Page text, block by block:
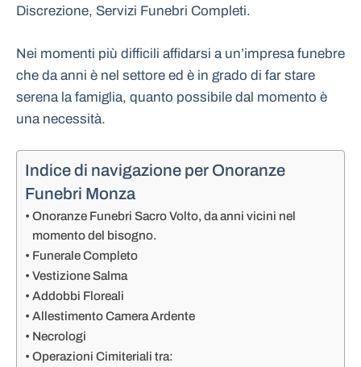
Discrezione, Servizi Funebri Completi.
Nei momenti più difficili affidarsi a un’impresa funebre
che da anni è nel settore ed è in grado di far stare
serena la famiglia, quanto possibile dal momento è
una necessità.
Indice di navigazione per Onoranze
Funebri Monza
Onoranze Funebri Sacro Volto, da anni vicini nel
momento del bisogno.
Funerale Completo
Vestizione Salma
Addobbi Floreali
Allestimento Camera Ardente
Necrologi
Operazioni Cimiteriali tra: